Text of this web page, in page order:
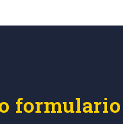
formulario